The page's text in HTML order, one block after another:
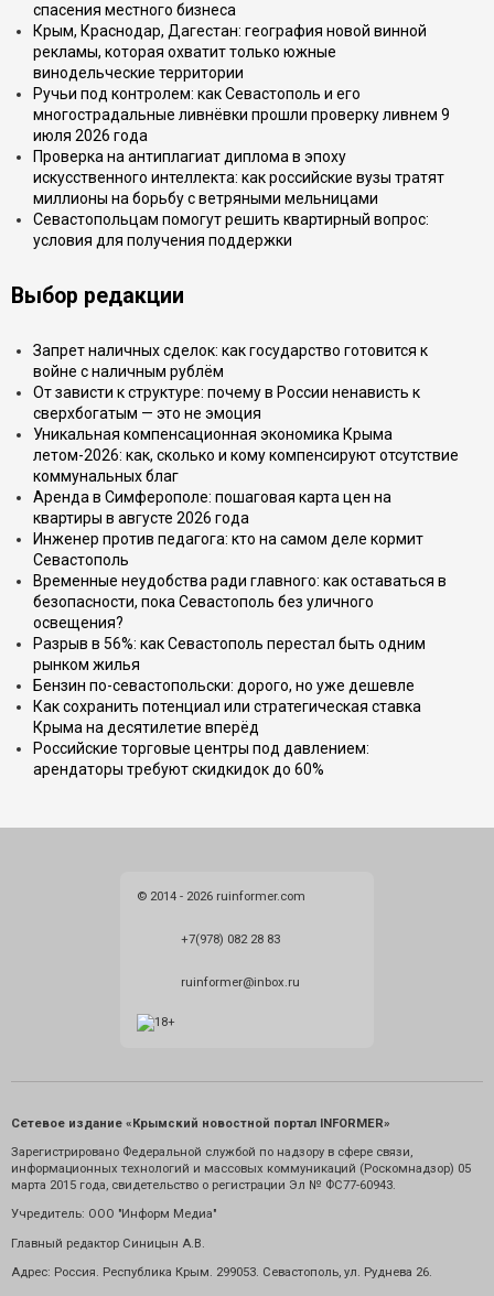
спасения местного бизнеса
Крым, Краснодар, Дагестан: география новой винной
рекламы, которая охватит только южные
винодельческие территории
Ручьи под контролем: как Севастополь и его
многострадальные ливнёвки прошли проверку ливнем 9
июля 2026 года
Проверка на антиплагиат диплома в эпоху
искусственного интеллекта: как российские вузы тратят
миллионы на борьбу с ветряными мельницами
Севастопольцам помогут решить квартирный вопрос:
условия для получения поддержки
Выбор редакции
Запрет наличных сделок: как государство готовится к
войне с наличным рублём
От зависти к структуре: почему в России ненависть к
сверхбогатым — это не эмоция
Уникальная компенсационная экономика Крыма
летом-2026: как, сколько и кому компенсируют отсутствие
коммунальных благ
Аренда в Симферополе: пошаговая карта цен на
квартиры в августе 2026 года
Инженер против педагога: кто на самом деле кормит
Севастополь
Временные неудобства ради главного: как оставаться в
безопасности, пока Севастополь без уличного
освещения?
Разрыв в 56%: как Севастополь перестал быть одним
рынком жилья
Бензин по-севастопольски: дорого, но уже дешевле
Как сохранить потенциал или стратегическая ставка
Крыма на десятилетие вперёд
Российские торговые центры под давлением:
арендаторы требуют скидкидок до 60%
© 2014 - 2026 ruinformer.com
+7(978) 082 28 83
ruinformer@inbox.ru
Сетевое издание «Крымский новостной портал INFORMER»
Зарегистрировано Федеральной службой по надзору в сфере связи,
информационных технологий и массовых коммуникаций (Роскомнадзор) 05
марта 2015 года, свидетельство о регистрации Эл № ФС77-60943.
Учредитель: ООО "Информ Медиа"
Главный редактор Синицын А.В.
Адрес: Россия. Республика Крым. 299053. Севастополь, ул. Руднева 26.